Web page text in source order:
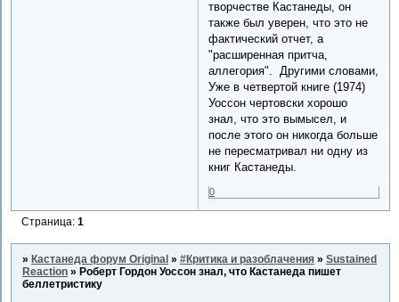
творчестве Кастанеды, он
также был уверен, что это не
фактический отчет, а
"расширенная притча,
аллегория". Другими словами,
Уже в четвертой книге (1974)
Уоссон чертовски хорошо
знал, что это вымысел, и
после этого он никогда больше
не пересматривал ни одну из
книг Кастанеды.
0
Страница:1
»Кастанеда форум Original »#Критика и разоблачения »Sustained
Reaction »Роберт Гордон Уоссон знал, что Кастанеда пишет
беллетристику